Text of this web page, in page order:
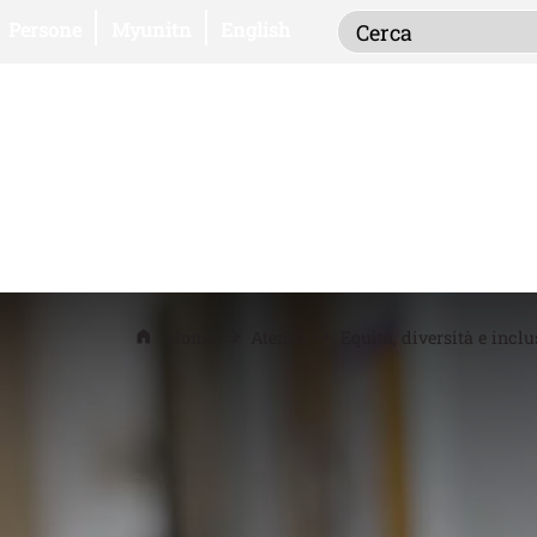
Apri il link in una nuova finestra
Apri il link in una nuova finestra
Inserisci i
Equità, diversità e